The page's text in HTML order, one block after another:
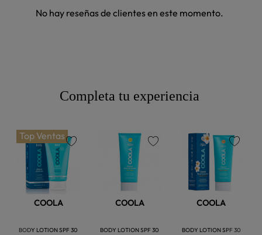
No hay reseñas de clientes en este momento.
Completa tu experiencia
Top Ventas
COOLA
BODY LOTION SPF 30
favorite
COOLA
BODY LOTION SPF 30
COOLA
BODY LOTION SPF 30
favorite